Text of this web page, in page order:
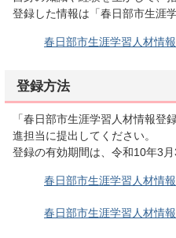
登録した情報は「春日部市生涯
春日部市生涯学習人材情
登録方法
「春日部市生涯学習人材情報
進担当に提出してください。
登録の有効期間は、令和10年3
春日部市生涯学習人材情
春日部市生涯学習人材情